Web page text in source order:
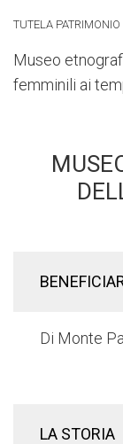
TUTELA
Museo
femminili ai
Di Monte
LA STORIA